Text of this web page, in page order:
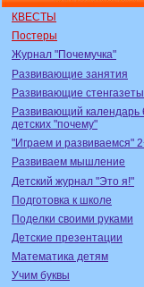
КВЕСТЫ
Постеры
Журнал "Почемучка"
Развивающие занятия
Развивающие стенгазеты
Развивающий календарь
детских "почему"
"Играем и развиваемся"
Развиваем мышление
Детский журнал "Это я!"
Подготовка к школе
Поделки своими руками
Детские презентации
Математика детям
Учим буквы